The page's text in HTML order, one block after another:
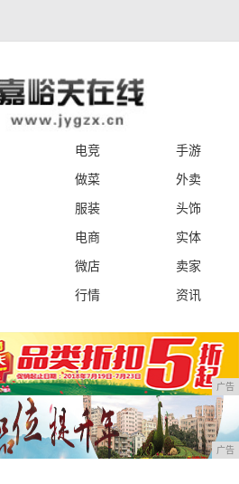
电竞
手游
做菜
外卖
服装
头饰
电商
实体
微店
卖家
行情 资讯
广告
广告